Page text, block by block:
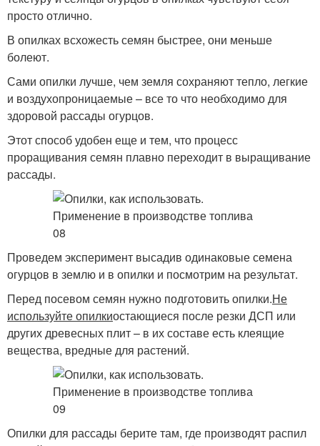
просто отлично.
В опилках всхожесть семян быстрее, они меньше
болеют.
Сами опилки лучше, чем земля сохраняют тепло, легкие
и воздухопроницаемые – все то что необходимо для
здоровой рассады огурцов.
Этот способ удобен еще и тем, что процесс
проращивания семян плавно переходит в выращивание
рассады.
Проведем эксперимент высадив одинаковые семена
огурцов в землю и в опилки и посмотрим на результат.
Перед посевом семян нужно подготовить опилки.Не
используйте опилкиостающиеся после резки ДСП или
других древесных плит – в их составе есть клеящие
вещества, вредные для растений.
Опилки для рассады берите там, где производят распил